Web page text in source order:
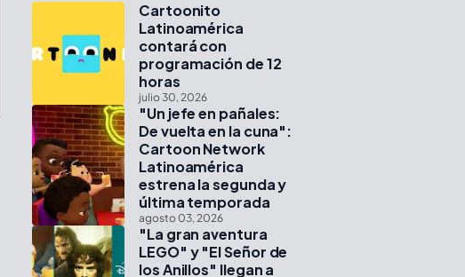
Cartoonito
Latinoamérica
contará con
programación de 12
horas
julio 30, 2026
"Un jefe en pañales:
De vuelta en la cuna":
Cartoon Network
Latinoamérica
estrena la segunda y
última temporada
agosto 03, 2026
"La gran aventura
LEGO" y "El Señor de
los Anillos" llegan a